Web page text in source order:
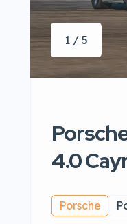
1 / 5
4.0
Porsche